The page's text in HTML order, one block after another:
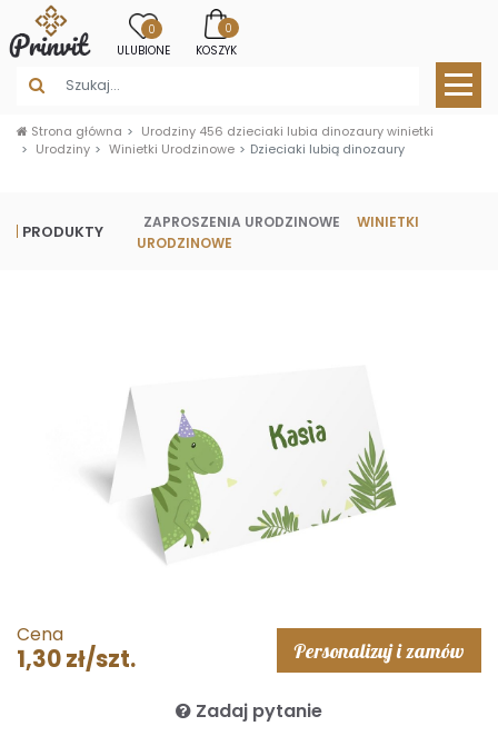
0
ULUBIONE
0
KOSZYK
Strona główna
Urodziny 456 dzieciaki lubia dinozaury winietki
Urodziny
Winietki Urodzinowe Dzieciaki lubią dinozaury
PRODUKTY ZAPROSZENIA URODZINOWE
WINIETKI
URODZINOWE
Cena
1,30 zł/szt. Personalizuj i zamów
Zadaj pytanie